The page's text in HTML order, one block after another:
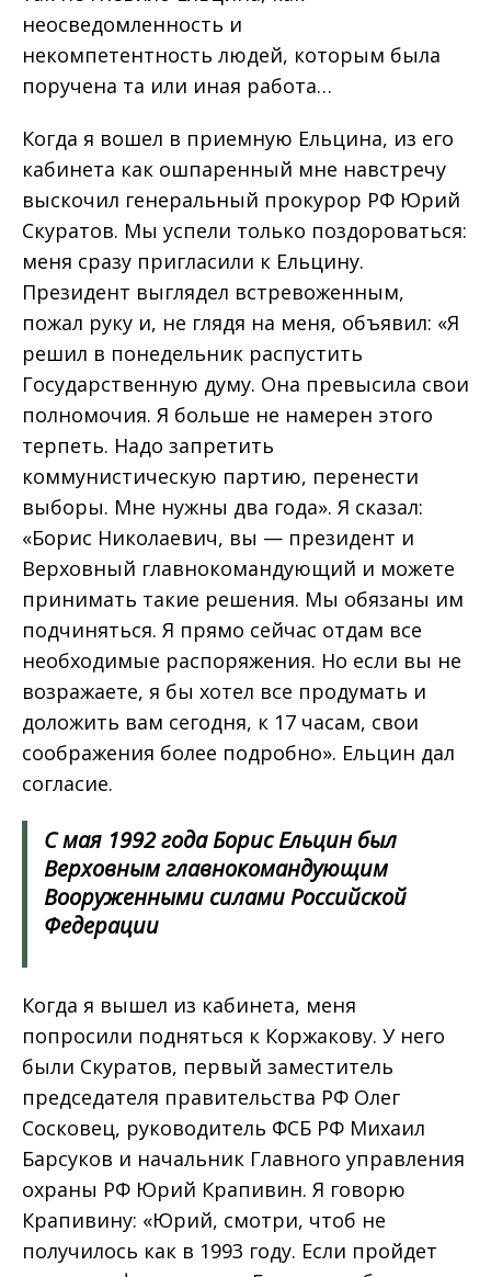
неосведомленность и
некомпетентность людей, которым была
поручена та или иная работа…
Когда я вошел в приемную Ельцина, из его
кабинета как ошпаренный мне навстречу
выскочил генеральный прокурор РФ Юрий
Скуратов. Мы успели только поздороваться:
меня сразу пригласили к Ельцину.
Президент выглядел встревоженным,
пожал руку и, не глядя на меня, объявил: «Я
решил в понедельник распустить
Государственную думу. Она превысила свои
полномочия. Я больше не намерен этого
терпеть. Надо запретить
коммунистическую партию, перенести
выборы. Мне нужны два года». Я сказал:
«Борис Николаевич, вы — президент и
Верховный главнокомандующий и можете
принимать такие решения. Мы обязаны им
подчиняться. Я прямо сейчас отдам все
необходимые распоряжения. Но если вы не
возражаете, я бы хотел все продумать и
доложить вам сегодня, к 17 часам, свои
соображения более подробно». Ельцин дал
согласие.
С мая 1992 года Борис Ельцин был
Верховным главнокомандующим
Вооруженными силами Российской
Федерации
Когда я вышел из кабинета, меня
попросили подняться к Коржакову. У него
были Скуратов, первый заместитель
председателя правительства РФ Олег
Сосковец, руководитель ФСБ РФ Михаил
Барсуков и начальник Главного управления
охраны РФ Юрий Крапивин. Я говорю
Крапивину: «Юрий, смотри, чтоб не
получилось как в 1993 году. Если пройдет